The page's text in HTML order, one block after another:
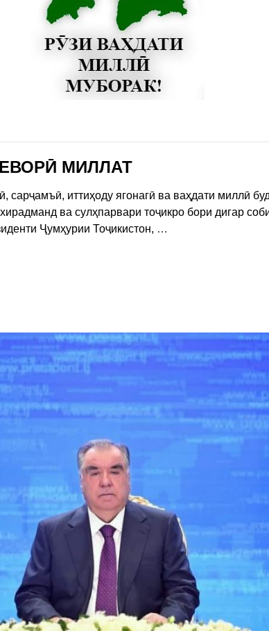
МИЛЛАТ
иттиҳоду ягонагӣ ва ваҳдати миллӣ
ва сулҳпарвари тоҷикро бори дигар
Ҷумҳурии Тоҷикистон, …